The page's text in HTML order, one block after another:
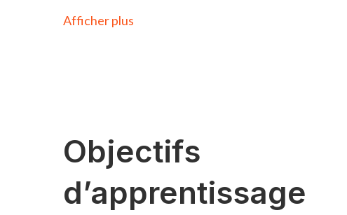
Afficher plus
Objectifs
d’apprentissage